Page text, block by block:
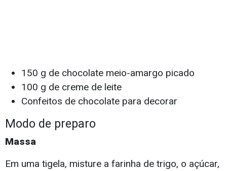
150 g de chocolate meio-amargo picado
100 g de creme de leite
Confeitos de chocolate para decorar
Modo de preparo
Massa
Em uma tigela, misture a farinha de trigo, o açúcar,